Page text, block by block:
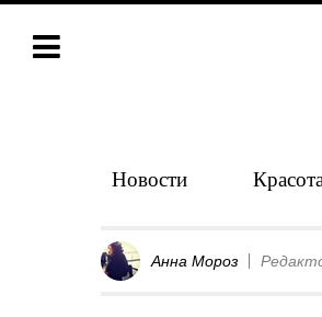
Новости
Анна Мороз